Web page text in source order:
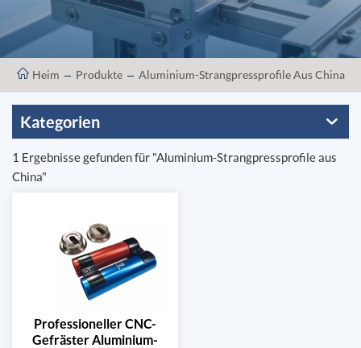
Heim Produkte Aluminium-Strangpressprofile Aus China
Kategorien
1 Ergebnisse gefunden für "Aluminium-Strangpressprofile aus
China"
Professioneller CNC-
Gefräster Aluminium-